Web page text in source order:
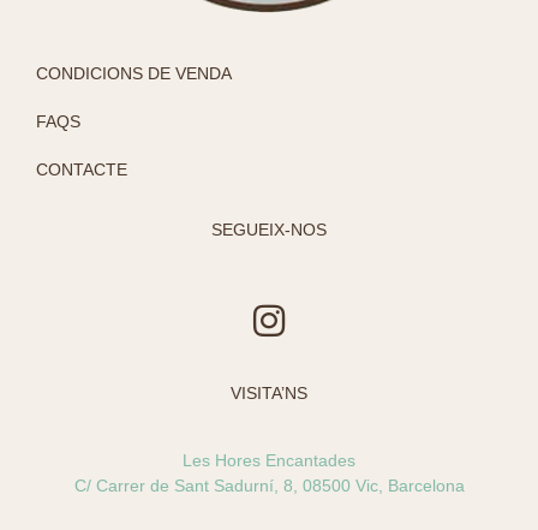
CONDICIONS DE VENDA
FAQS
CONTACTE
SEGUEIX-NOS
I
n
t
a
g
VISITA’NS
Les Hores Encantades
C/ Carrer de Sant Sadurní, 8, 08500 Vic, Barcelona